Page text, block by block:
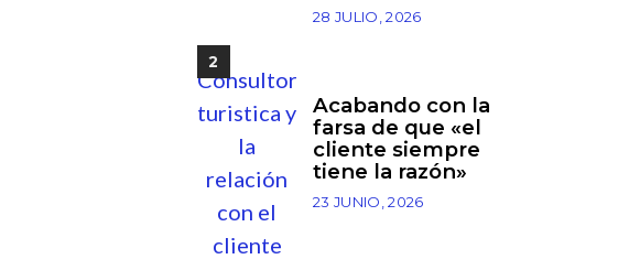
28 JULIO, 2026
2
Acabando con la
farsa de que «el
cliente siempre
tiene la razón»
23 JUNIO, 2026